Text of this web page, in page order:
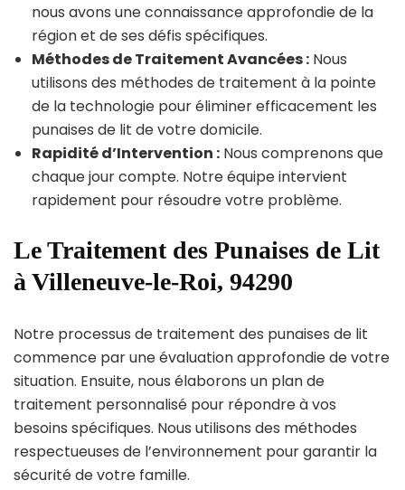
nous avons une connaissance approfondie de la
région et de ses défis spécifiques.
Méthodes de Traitement Avancées : Nous
utilisons des méthodes de traitement à la pointe
de la technologie pour éliminer efficacement les
punaises de lit de votre domicile.
Rapidité d’Intervention : Nous comprenons que
chaque jour compte. Notre équipe intervient
rapidement pour résoudre votre problème.
Le Traitement des Punaises de Lit
à Villeneuve-le-Roi, 94290
Notre processus de traitement des punaises de lit
commence par une évaluation approfondie de votre
situation. Ensuite, nous élaborons un plan de
traitement personnalisé pour répondre à vos
besoins spécifiques. Nous utilisons des méthodes
respectueuses de l’environnement pour garantir la
sécurité de votre famille.